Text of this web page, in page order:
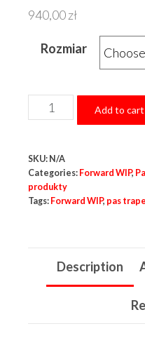
940,00zł
Rozmiar
Harness
pasem
stabilizującym
quantity
Add to cart
SKU: N/A
Categories: Forward WIP,
produkty
Tags: Forward WIP, pas
Description